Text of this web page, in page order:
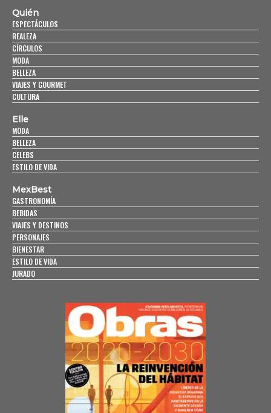
Quién
ESPECTÁCULOS
REALEZA
CÍRCULOS
MODA
BELLEZA
VIAJES Y GOURMET
CULTURA
Elle
MODA
BELLEZA
CELEBS
ESTILO DE VIDA
MexBest
GASTRONOMÍA
BEBIDAS
VIAJES Y DESTINOS
PERSONAJES
BIENESTAR
ESTILO DE VIDA
JURADO